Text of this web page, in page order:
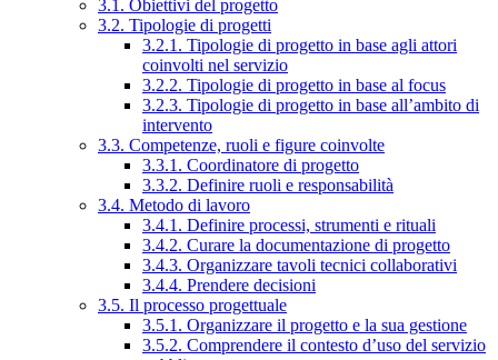
3.1. Obiettivi del progetto
3.2. Tipologie di progetti
3.2.1. Tipologie di progetto in base agli attori
coinvolti nel servizio
3.2.2. Tipologie di progetto in base al focus
3.2.3. Tipologie di progetto in base all’ambito di
intervento
3.3. Competenze, ruoli e figure coinvolte
3.3.1. Coordinatore di progetto
3.3.2. Definire ruoli e responsabilità
3.4. Metodo di lavoro
3.4.1. Definire processi, strumenti e rituali
3.4.2. Curare la documentazione di progetto
3.4.3. Organizzare tavoli tecnici collaborativi
3.4.4. Prendere decisioni
3.5. Il processo progettuale
3.5.1. Organizzare il progetto e la sua gestione
3.5.2. Comprendere il contesto d’uso del servizio